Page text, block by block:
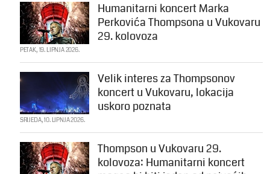
Humanitarni koncert Marka
Perkovića Thompsona u Vukovaru
29. kolovoza
PETAK, 19. LIPNJA 2026.
Velik interes za Thompsonov
koncert u Vukovaru, lokacija
uskoro poznata
SRIJEDA, 10. LIPNJA 2026.
Thompson u Vukovaru 29.
kolovoza: Humanitarni koncert